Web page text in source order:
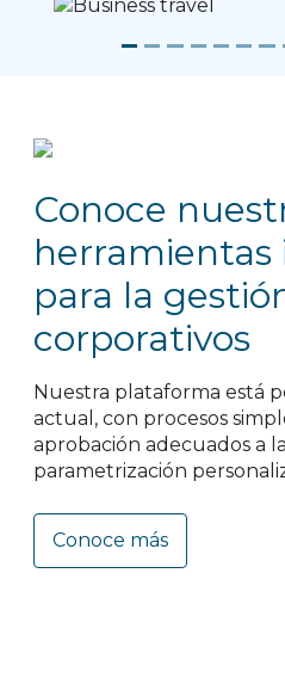
Previous
Conoce
herramientas
para la
corporativos
Nuestra plataforma está
actual, con procesos
aprobación adecuados a
parametrización
Conoce más